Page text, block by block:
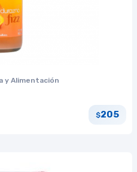
y Alimentación
$205